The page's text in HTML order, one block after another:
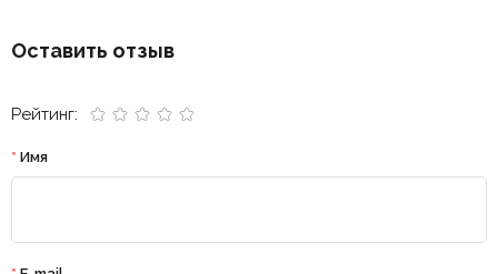
Оставить отзыв
Рейтинг:
* Имя